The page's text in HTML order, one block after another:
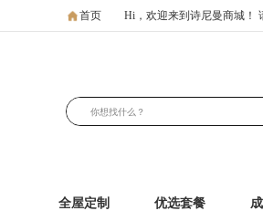
首页 Hi，欢迎来到诗尼曼商城！
全屋定制 优选套餐